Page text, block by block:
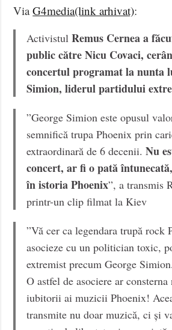
ViaG4media(link arhivat):
ActivistulRemus Cernea a
public către Nicu Covaci,
concertul programat la nunta
Simion, liderul partidului
”George Simion este opusul
semnifică trupa Phoenix prin
extraordinară de 6 decenii.Nu
concert, ar fi o pată
în istoria Phoenix”, a transmis
printr-un clip filmat la Kiev
”Vă cer ca legendara trupă rock
asocieze cu un politician toxic,
extremist precum George Simion.
O astfel de asociere ar
iubitorii ai muzicii Phoenix!
transmite nu doar muzică, ci și